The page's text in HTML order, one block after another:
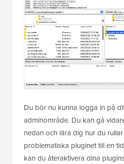
Du bör nu kunna logga in på
adminområde. Du kan gå
nedan och lära dig hur du
problematiska pluginet till en
kan du återaktivera dina